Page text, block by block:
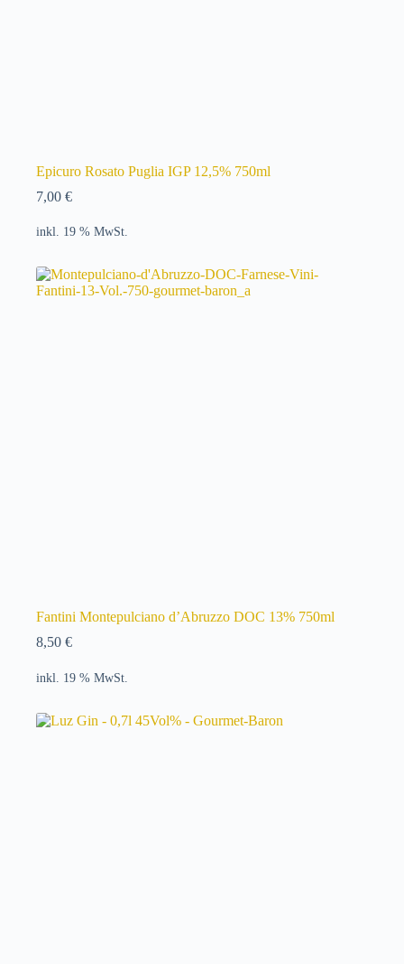
Epicuro Rosato Puglia IGP 12,5% 750ml
7,00 €
inkl. 19 % MwSt.
Fantini Montepulciano d’Abruzzo DOC 13% 750ml
8,50 €
inkl. 19 % MwSt.